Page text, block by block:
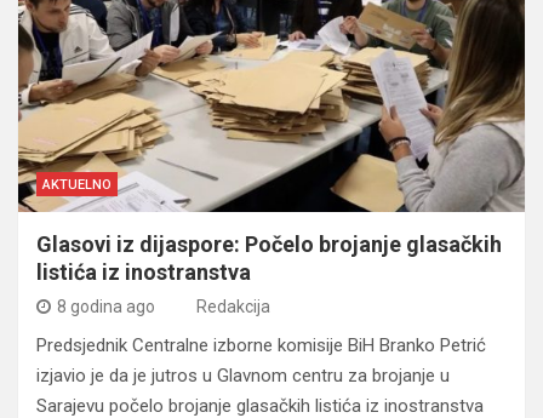
AKTUELNO
Glasovi iz dijaspore: Počelo brojanje glasačkih
listića iz inostranstva
8 godina ago Redakcija
Predsjednik Centralne izborne komisije BiH Branko Petrić
izjavio je da je jutros u Glavnom centru za brojanje u
Sarajevu počelo brojanje glasačkih listića iz inostranstva